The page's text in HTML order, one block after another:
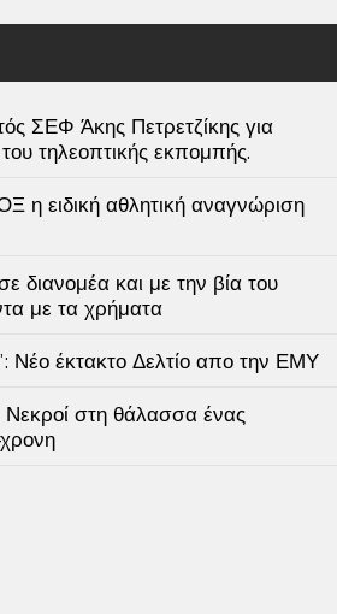
ΣΕΦ Άκης Πετρετζίκης για
τηλεοπτικής εκπομπής.
η ειδική αθλητική αναγνώριση
διανομέα και με την βία του
με τα χρήματα
έκτακτο Δελτίο απο την ΕΜΥ
στη θάλασσα ένας